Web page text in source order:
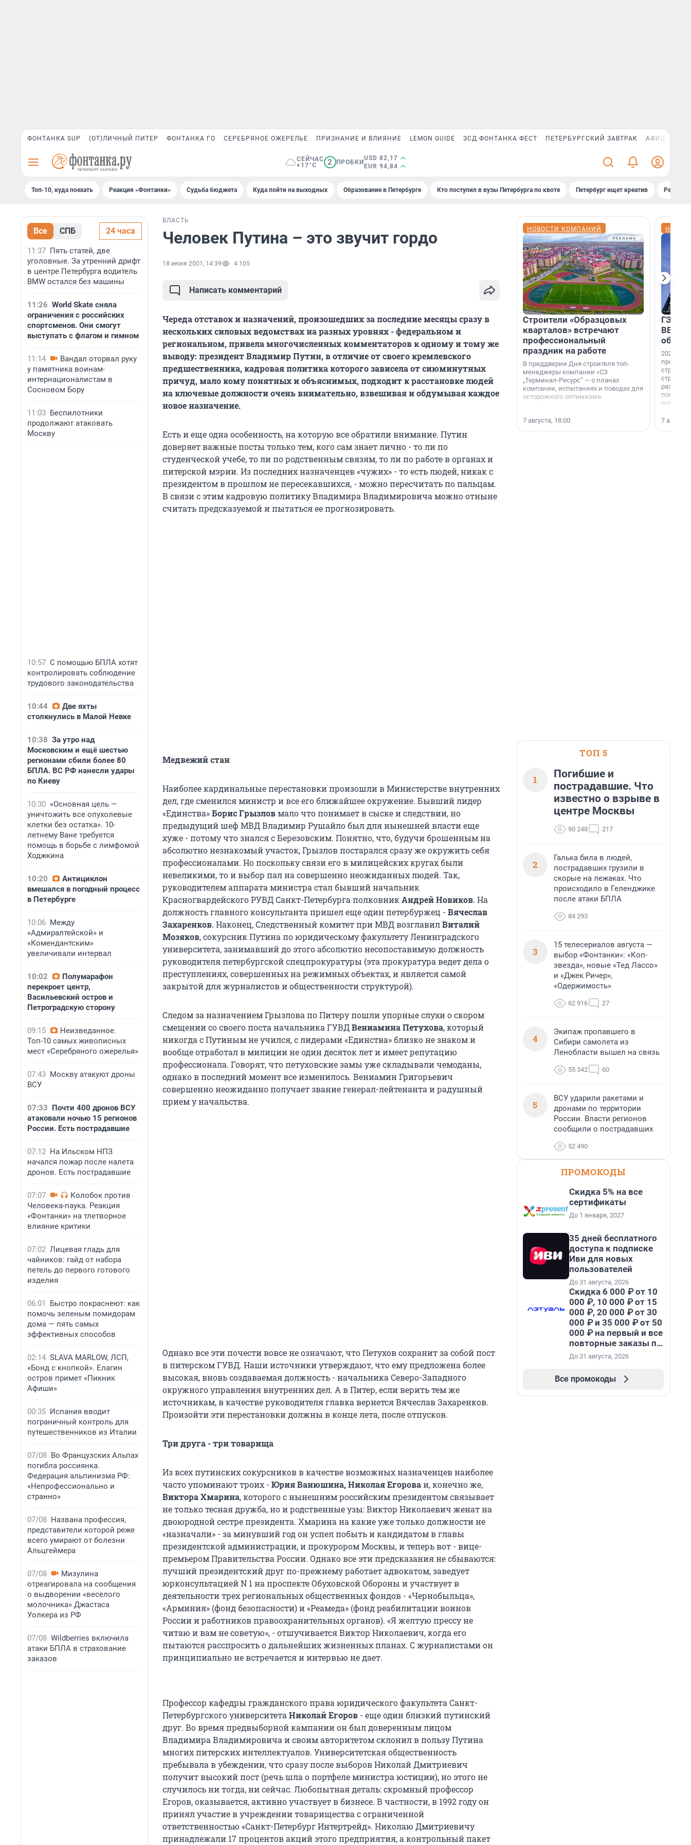
ФОНТАНКА SUP (ОТ)ЛИЧНЫЙ ПИТЕР ФОНТАНКА ГО СЕРЕБРЯНОЕ ОЖЕРЕЛЬЕ ПРИЗНАНИЕ И ВЛИЯНИЕ LEMON GUIDE ЗСД ФОНТАНКА ФЕСТ ПЕТЕРБУРГСКИЙ ЗАВТРАК АФИША PLUS
СЕЙЧАС
+17°C
2 ПРОБКИ
USD 82,17
EUR 94,84
Топ-10, куда поехать Реакция «Фонтанки» Судьба бюджета Куда пойти на выходных Образование в Петербурге Кто поступил в вузы Петербурга по квоте Петербург ищет креатив
Все СПБ 24 часа
11:37 Пять статей, две
уголовные. За утренний дрифт
в центре Петербурга водитель
BMW остался без машины
11:26 World Skate сняла
ограничения с российских
спортсменов. Они смогут
выступать с флагом и гимном
11:14
Вандал оторвал руку
у памятника воинам-
интернационалистам в
Сосновом Бору
11:03 Беспилотники
продолжают атаковать
Москву
10:57 С помощью БПЛА хотят
контролировать соблюдение
трудового законодательства
10:44
Две яхты
столкнулись в Малой Невке
10:38 За утро над
Московским и ещё шестью
регионами сбили более 80
БПЛА. ВС РФ нанесли удары
по Киеву
10:30 «Основная цель —
уничтожить все опухолевые
клетки без остатка». 10-
летнему Ване требуется
помощь в борьбе с лимфомой
Ходжкина
10:20
Антициклон
вмешался в погодный процесс
в Петербурге
10:06 Между
«Адмиралтейской» и
«Комендантским»
увеличивали интервал
10:02
Полумарафон
перекроет центр,
Васильевский остров и
Петроградскую сторону
09:15
Неизведанное.
Топ-10 самых живописных
мест «Серебряного ожерелья»
07:43 Москву атакуют дроны
ВСУ
07:33 Почти 400 дронов ВСУ
атаковали ночью 15 регионов
России. Есть пострадавшие
07:12 На Ильском НПЗ
начался пожар после налета
дронов. Есть пострадавшие
07:07
Колобок против
Человека-паука. Реакция
«Фонтанки» на тлетворное
влияние критики
07:02 Лицевая гладь для
чайников: гайд от набора
петель до первого готового
изделия
06:01
Быстро покраснеют: как
помочь зеленым помидорам
дома — пять самых
эффективных способов
02:14 SLAVA MARLOW, ЛСП,
«Бонд с кнопкой». Елагин
остров примет «Пикник
Афиши»
00:35 Испания вводит
пограничный контроль для
путешественников из Италии
07/08 Во Французских Альпах
погибла россиянка.
Федерация альпинизма РФ:
«Непрофессионально и
странно»
07/08 Названа профессия,
представители которой реже
всего умирают от болезни
Альцгеймера
07/08
Мизулина
отреагировала на сообщения
о выдворении «веселого
молочника» Джастаса
Уолкера из РФ
07/08 Wildberries включила
атаки БПЛА в страхование
заказов
ВЛАСТЬ
Человек Путина – это звучит гордо
18 июня 2001, 14:39 4 105
Написать комментарий
Череда отставок и назначений, произошедших за последние месяцы сразу в
нескольких силовых ведомствах на разных уровнях - федеральном и
региональном, привела многочисленных комментаторов к одному и тому же
выводу: президент Владимир Путин, в отличие от своего кремлевского
предшественника, кадровая политика которого зависела от сиюминутных
причуд, мало кому понятных и объяснимых, подходит к расстановке людей
на ключевые должности очень внимательно, взвешивая и обдумывая каждое
новое назначение.
Есть и еще одна особенность, на которую все обратили внимание. Путин
доверяет важные посты только тем, кого сам знает лично - то ли по
студенческой учебе, то ли по родственным связям, то ли по работе в органах и
питерской мэрии. Из последних назначенцев «чужих» - то есть людей, никак с
президентом в прошлом не пересекавшихся, - можно пересчитать по пальцам.
В связи с этим кадровую политику Владимира Владимировича можно отныне
считать предсказуемой и пытаться ее прогнозировать.
Медвежий стан
Наиболее кардинальные перестановки произошли в Министерстве внутренних
дел, где сменился министр и все его ближайшее окружение. Бывший лидер
«Единства»Борис Грызловмало что понимает в сыске и следствии, но
предыдущий шеф МВД Владимир Рушайло был для нынешней власти еще
хуже - потому что знался с Березовским. Понятно, что, будучи брошенным на
абсолютно незнакомый участок, Грызлов постарался сразу же окружить себя
профессионалами. Но поскольку связи его в милицейских кругах были
невеликими, то и выбор пал на совершенно неожиданных людей. Так,
руководителем аппарата министра стал бывший начальник
Красногвардейского РУВД Санкт-Петербурга полковникАндрей Новиков. На
должность главного консультанта пришел еще один петербуржец - Вячеслав
Захаренков. Наконец, Следственный комитет при МВД возглавилВиталий
Мозяков, сокурсник Путина по юридическому факультету Ленинградского
университета, занимавший до этого абсолютно несопоставимую должность
руководителя петербургской спецпрокуратуры (эта прокуратура ведет дела о
преступлениях, совершенных на режимных объектах, и является самой
закрытой для журналистов и общественности структурой).
Следом за назначением Грызлова по Питеру пошли упорные слухи о скором
смещении со своего поста начальника ГУВДВениамина Петухова, который
никогда с Путиным не учился, с лидерами «Единства» близко не знаком и
вообще отработал в милиции не один десяток лет и имеет репутацию
профессионала. Говорят, что петуховские замы уже складывали чемоданы,
однако в последний момент все изменилось. Вениамин Григорьевич
совершенно неожиданно получает звание генерал-лейтенанта и радушный
прием у начальства.
Однако все эти почести вовсе не означают, что Петухов сохранит за собой пост
в питерском ГУВД. Наши источники утверждают, что ему предложена более
высокая, вновь создаваемая должность - начальника Северо-Западного
окружного управления внутренних дел. А в Питер, если верить тем же
источникам, в качестве руководителя главка вернется Вячеслав Захаренков.
Произойти эти перестановки должны в конце лета, после отпусков.
Три друга - три товарища
Из всех путинских сокурсников в качестве возможных назначенцев наиболее
часто упоминают троих - Юрия Ванюшина, Николая Егороваи, конечно же,
Виктора Хмарина, которого с нынешним российским президентом связывает
не только тесная дружба, но и родственные узы: Виктор Николаевич женат на
двоюродной сестре президента. Хмарина на какие уже только должности не
«назначали» - за минувший год он успел побыть и кандидатом в главы
президентской администрации, и прокурором Москвы, и теперь вот - вице-
премьером Правительства России. Однако все эти предсказания не сбываются:
лучший президентский друг по-прежнему работает адвокатом, заведует
юрконсультацией N 1 на проспекте Обуховской Обороны и участвует в
деятельности трех региональных общественных фондов - «Чернобыльца»,
«Арминия» (фонд безопасности) и «Реамеда» (фонд реабилитации воинов
России и работников правоохранительных органов). «Я желтую прессу не
читаю и вам не советую», - отшучивается Виктор Николаевич, когда его
пытаются расспросить о дальнейших жизненных планах. С журналистами он
принципиально не встречается и интервью не дает.
Профессор кафедры гражданского права юридического факультета Санкт-
Петербургского университета Николай Егоров - еще один близкий путинский
друг. Во время предвыборной кампании он был доверенным лицом
Владимира Владимировича и своим авторитетом склонил в пользу Путина
многих питерских интеллектуалов. Университетская общественность
пребывала в убеждении, что сразу после выборов Николай Дмитриевич
получит высокий пост (речь шла о портфеле министра юстиции), но этого не
случилось ни тогда, ни сейчас. Любопытная деталь: скромный профессор
Егоров, оказывается, активно участвует в бизнесе. В частности, в 1992 году он
принял участие в учреждении товарищества с ограниченной
ответственностью «Санкт-Петербург Интертрейд». Николаю Дмитриевичу
принадлежали 17 процентов акций этого предприятия, а контрольный пакет
НОВОСТИ КОМПАНИЙ
Строители «Образцовых
кварталов» встречают
профессиональный
праздник на работе
В преддверии Дня строителя топ-
менеджеры компании «СЗ
„Терминал-Ресурс“ — о планах
компании, испытаниях и поводах для
осторожного оптимизма.
7 августа, 18:00
ГЭС,
ВВП: в
об
2026-й —
раз. В
7
ТОП 5
1
Погибшие и
пострадавшие. Что
известно о взрыве в
центре Москвы
90 248 217
2
Галька била в людей,
пострадавших грузили в
скорые на лежаках. Что
происходило в Геленджике
после атаки БПЛА
84 293
3
15 телесериалов августа —
выбор «Фонтанки»: «Коп-
звезда», новые «Тед Лассо»
и «Джек Ричер»,
«Одержимость»
62 916 27
4
Экипаж пропавшего в
Сибири самолета из
Ленобласти вышел на связь
55 342 60
5
ВСУ ударили ракетами и
дронами по территории
России. Власти регионов
сообщили о пострадавших
52 490
ПРОМОКОДЫ
Скидка 5% на все
сертификаты
До 1 января, 2027
35 дней бесплатного
доступа к подписке
Иви для новых
пользователей
До 31 августа, 2026
Скидка 6 000 ₽ от 10
000 ₽, 10 000 ₽ от 15
000 ₽, 20 000 ₽ от 30
000 ₽ и 35 000 ₽ от 50
000 ₽ на первый и все
повторные заказы по
промокоду НАБЕРИ
До 31 августа, 2026
Все промокоды